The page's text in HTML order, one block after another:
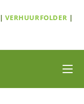
|VERHUURFOLDER |